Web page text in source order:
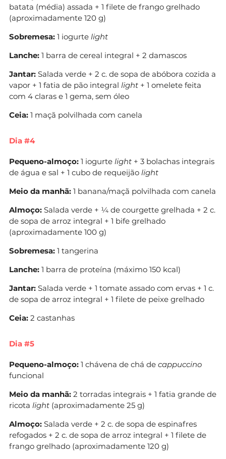
batata (média) assada + 1 filete de frango grelhado
(aproximadamente 120 g)
Sobremesa: 1 iogurte light
Lanche: 1 barra de cereal integral + 2 damascos
Jantar: Salada verde + 2 c. de sopa de abóbora cozida a
vapor + 1 fatia de pão integral light + 1 omelete feita
com 4 claras e 1 gema, sem óleo
Ceia: 1 maçã polvilhada com canela
Dia #4
Pequeno-almoço: 1 iogurte light + 3 bolachas integrais
de água e sal + 1 cubo de requeijão light
Meio da manhã: 1 banana/maçã polvilhada com canela
Almoço: Salada verde + ¼ de courgette grelhada + 2 c.
de sopa de arroz integral + 1 bife grelhado
(aproximadamente 100 g)
Sobremesa: 1 tangerina
Lanche: 1 barra de proteína (máximo 150 kcal)
Jantar: Salada verde + 1 tomate assado com ervas + 1 c.
de sopa de arroz integral + 1 filete de peixe grelhado
Ceia: 2 castanhas
Dia #5
Pequeno-almoço: 1 chávena de chá de cappuccino
funcional
Meio da manhã: 2 torradas integrais + 1 fatia grande de
ricota light (aproximadamente 25 g)
Almoço: Salada verde + 2 c. de sopa de espinafres
refogados + 2 c. de sopa de arroz integral + 1 filete de
frango grelhado (aproximadamente 120 g)